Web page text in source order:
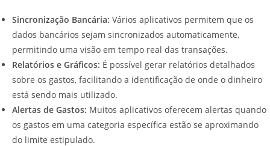
Sincronização Bancária: Vários aplicativos permitem que os
dados bancários sejam sincronizados automaticamente,
permitindo uma visão em tempo real das transações.
Relatórios e Gráficos: É possível gerar relatórios detalhados
sobre os gastos, facilitando a identificação de onde o dinheiro
está sendo mais utilizado.
Alertas de Gastos: Muitos aplicativos oferecem alertas quando
os gastos em uma categoria específica estão se aproximando
do limite estipulado.